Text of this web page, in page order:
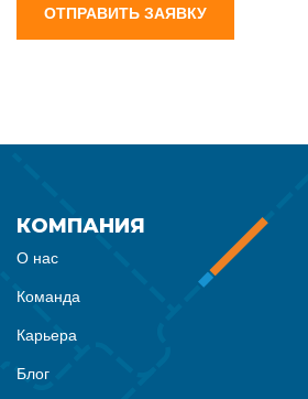
ОТПРАВИТЬ ЗАЯВКУ
КОМПАНИЯ
О нас
Команда
Карьера
Блог